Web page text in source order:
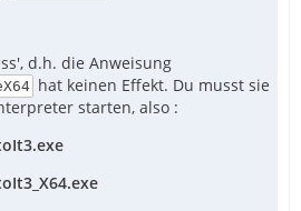
d.h. die Anweisung
hat keinen Effekt. Du musst sie
starten, also :